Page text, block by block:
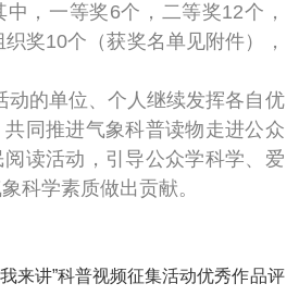
，一等奖6个，二等奖12个，
奖10个（获奖名单见附件），
动的单位、个人继续发挥各自优
同推进气象科普读物走进公众
读活动，引导公众学科学、爱
科学素质做出贡献。
来讲”科普视频征集活动优秀作品评